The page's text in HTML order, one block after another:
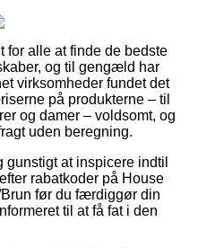
for alle at finde de bedste
og til gengæld har
virksomheder fundet det
på produkterne – til
og damer – voldsomt, og
uden beregning.
at inspicere indtil
rabatkoder på House
før du færdiggør din
til at få fat i den